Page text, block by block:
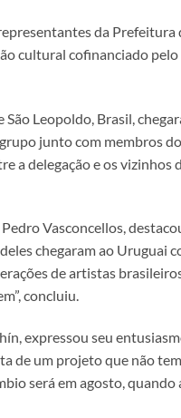
da Prefeitura
cultural cofinanciado pelo
Leopoldo, Brasil,
junto com membros
a delegação e os
Vasconcellos,
chegaram ao Uruguai
de artistas
concluiu.
expressou seu
de um projeto que não
será em agosto, quando